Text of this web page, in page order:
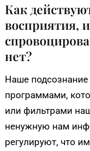
Как
восприятия,
нет?
Наше подсознание
программами,
или фильтрами
ненужную нам
регулируют, что